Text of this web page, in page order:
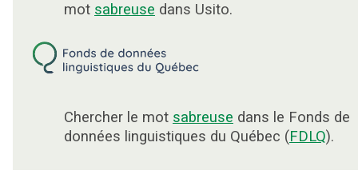
mot sabreuse dans Usito.
Chercher le mot sabreuse dans le Fonds de
données linguistiques du Québec (FDLQ).